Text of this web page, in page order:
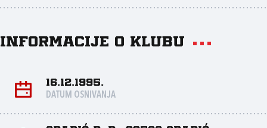
Informacije o klubu
16.12.1995.
DATUM OSNIVANJA